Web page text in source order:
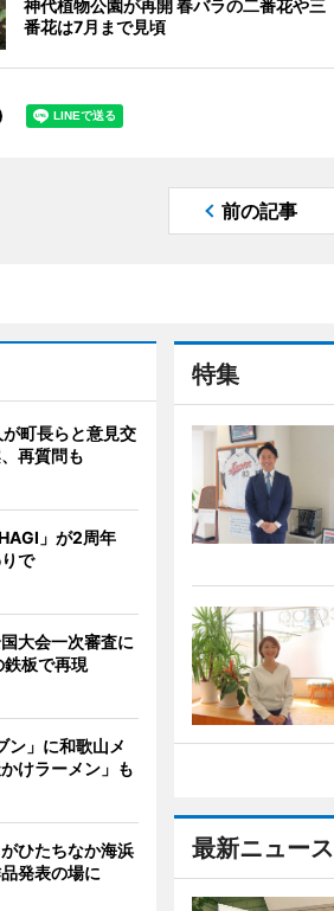
神代植物公園が再開 春バラの二番花や三
番花は7月まで見頃
前の記事
特集
最新ニュース
が町長らと意見交
再質問も
」が2周年
で
大会一次審査に
板で再現
ン」に和歌山メ
けラーメン」も
ひたちなか海浜
発表の場に